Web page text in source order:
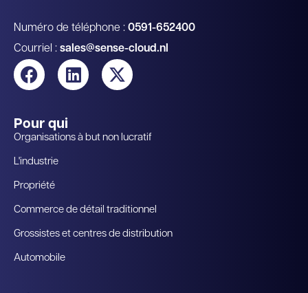
Numéro de téléphone : 0591-652400
Courriel : sales@sense-cloud.nl
Pour qui
Organisations à but non lucratif
L'industrie
Propriété
Commerce de détail traditionnel
Grossistes et centres de distribution
Automobile